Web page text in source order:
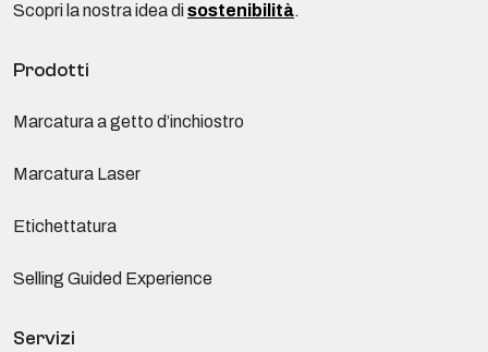
Scopri la nostra idea disostenibilità.
Prodotti
Marcatura a getto d’inchiostro
Marcatura Laser
Etichettatura
Selling Guided Experience
Servizi